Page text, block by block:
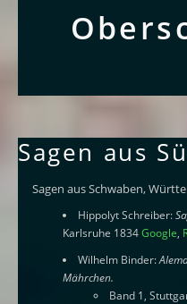
Oberschwaben –
Schwäbisch
Sagen aus
Sagen aus Schwaben,
Hippolyt Schreiber:
Karlsruhe 1834Google,
Wilhelm Binder:
Mährchen.
Band 1,